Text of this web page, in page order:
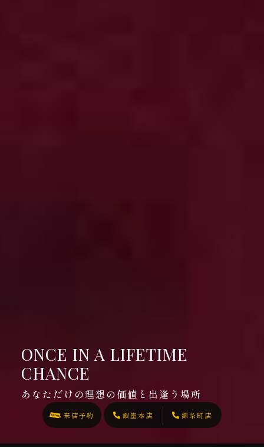
ONCE IN A LIFETIME
CHANCE
あなただけの理想の価値と出逢う場所
来店予約 銀座本店 錦糸町店